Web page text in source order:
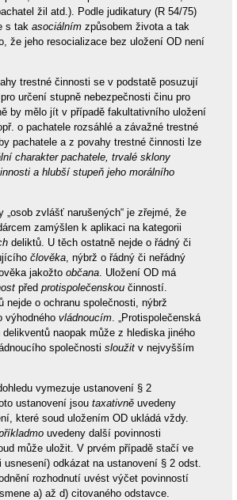
žil atd.). Podle judikatury (R 54/75)
s tak asociálnímzpůsobem života a tak
že jeho resocializace bez uložení OD není
trestné činnosti se v podstatě posuzují
určení stupně nebezpečnosti činu pro
by mělo jít v případě fakultativního uložení
o pachatele rozsáhlé a závažné trestné
pachatele a z povahy trestné činnosti lze
charakter pachatele, trvalé sklony
a hlubší stupeň jeho morálního
„osob zvlášť narušených“ je zřejmé, že
zamýšlen k aplikaci na kategorii
deliktů. U těch ostatně nejde o řádný či
člověka, nýbrž o řádný či neřádný
jakožto občana. Uložení OD má
před protispolečenskoučinností.
nejde o ochranu společnosti, nýbrž
výhodného vládnoucím. „Protispolečenská
naopak může z hlediska jiného
společnosti sloužitv nejvyšším
vymezuje ustanovení § 2
ustanovení jsou taxativněuvedeny
které soud uložením OD ukládá vždy.
uvedeny další povinnosti
může uložit. V prvém případě stačí ve
odkázat na ustanovení § 2 odst.
rozhodnutí uvést výčet povinností
a) až d) citovaného odstavce.